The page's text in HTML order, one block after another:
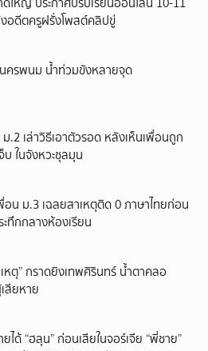
อดีตครูฝรั่งโพสต์คลิปขู่
ครพนม น้ำท่วมขังหลายจุด
ม.2 เล่าวิธีเอาตัวรอด หลังเห็นเพื่อนถูก
บ ในจังหวะชุลมุน
อน ม.3 เฉลยสาเหตุติด 0 ภาษาไทยก่อน
ะทึกกลางห้องเรียน
ตุ” กราดยิงเทพศิรินทร์ น้ำตาคลอ
สียหาย
ยได้ “ฮลุน” ก่อนเสียในจอร์เจีย “พี่ชาย”